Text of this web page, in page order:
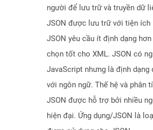
người để lưu trữ và truyền dữ
JSON được lưu trữ với tiện ích
JSON yêu cầu ít định dạng
chọn tốt cho XML. JSON có
JavaScript nhưng là định
với ngôn ngữ. Thế hệ và phân
JSON được hỗ trợ bởi nhiều
hiện đại. Ứng dụng/JSON là